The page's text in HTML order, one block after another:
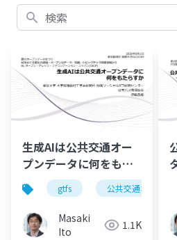
検索
生成AIは公共交通オー
プンデータに何をもた
らすか gtfs 公共交通オープン
Masaki
Ito
1.1K